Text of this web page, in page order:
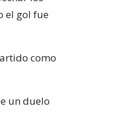
el gol fue
como
un duelo